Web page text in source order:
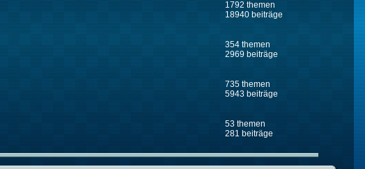
1792 themen
18940 beiträge
354 themen
2969 beiträge
735 themen
5943 beiträge
53 themen
281 beiträge